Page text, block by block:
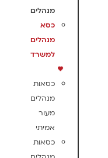
מנהלים
כסא
מנהלים
למשרד
כסאות
מנהלים
מעור
אמיתי
כסאות